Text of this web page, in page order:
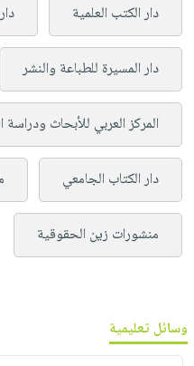
دار الكتب العلمية
دار المسيرة للطباعة والنشر
المركز العربي للأبحاث
دار الكتاب الجامعي
منشورات زين الحقوقية
وسائل تعليمية